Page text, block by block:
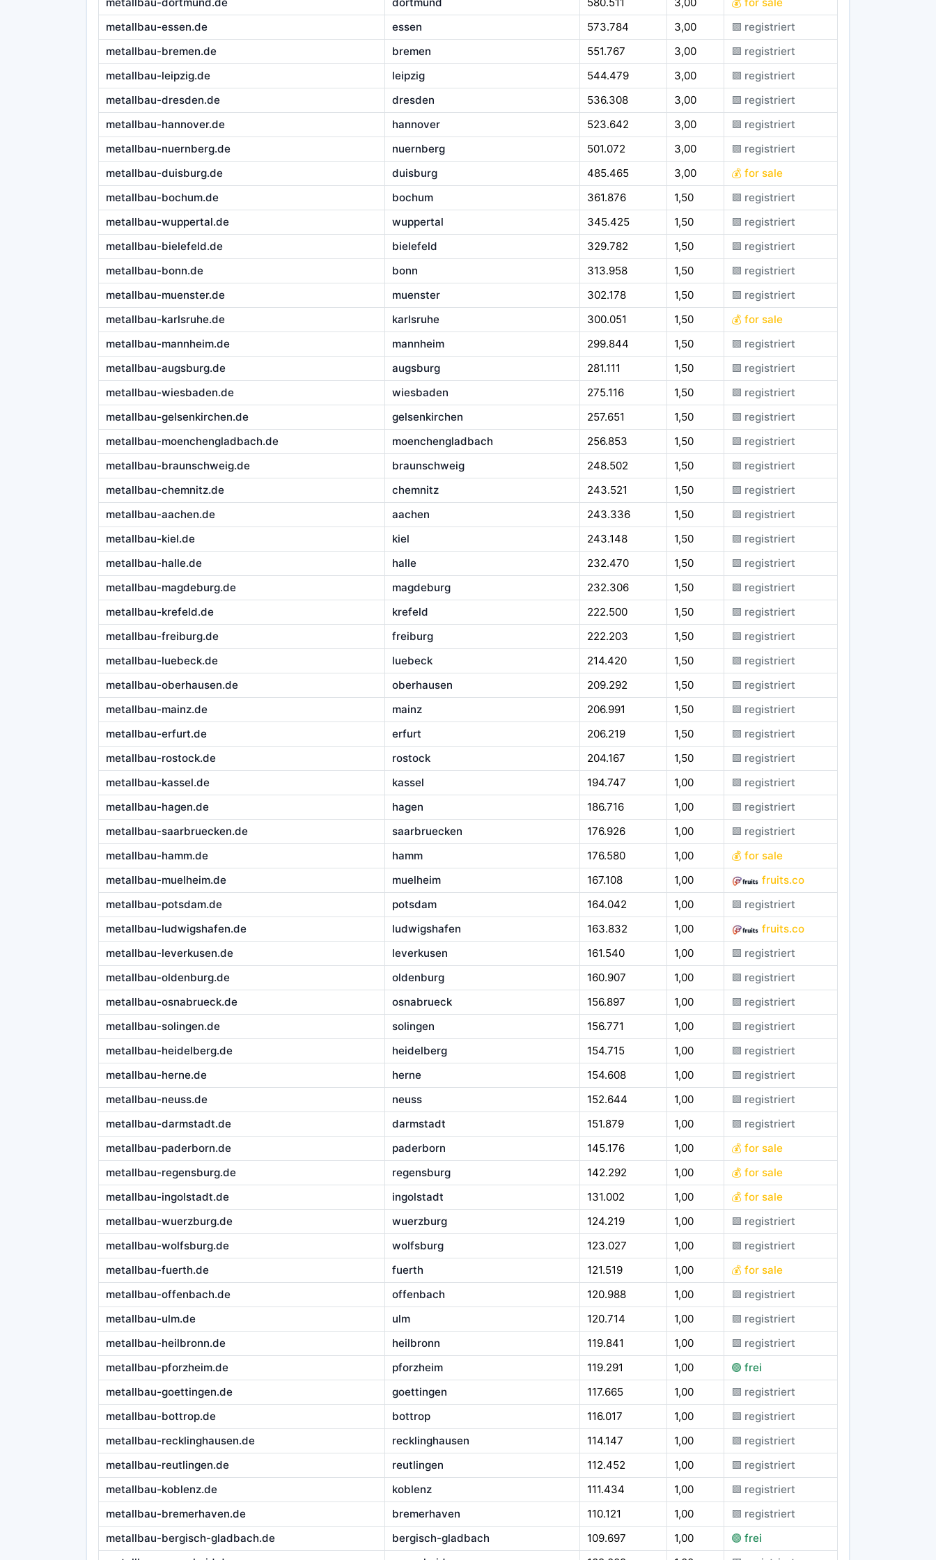
metallbau-dortmund.de dortmund 580.511 3,00
💰 for sale
metallbau-essen.de
essen 573.784 3,00
🟪 registriert
metallbau-bremen.de
bremen 551.767 3,00
🟪 registriert
metallbau-leipzig.de
leipzig 544.479 3,00
🟪 registriert
metallbau-dresden.de
dresden 536.308 3,00
🟪 registriert
metallbau-hannover.de
hannover 523.642 3,00
🟪 registriert
metallbau-nuernberg.de
nuernberg 501.072 3,00
🟪 registriert
metallbau-duisburg.de
duisburg 485.465 3,00
💰 for sale
metallbau-bochum.de
bochum 361.876 1,50
🟪 registriert
metallbau-wuppertal.de
wuppertal 345.425 1,50
🟪 registriert
metallbau-bielefeld.de
bielefeld 329.782 1,50
🟪 registriert
metallbau-bonn.de
bonn 313.958 1,50
🟪 registriert
metallbau-muenster.de
muenster 302.178 1,50
🟪 registriert
metallbau-karlsruhe.de
karlsruhe 300.051 1,50
💰 for sale
metallbau-mannheim.de
mannheim 299.844 1,50
🟪 registriert
metallbau-augsburg.de
augsburg 281.111 1,50
🟪 registriert
metallbau-wiesbaden.de
wiesbaden 275.116 1,50
🟪 registriert
metallbau-gelsenkirchen.de
gelsenkirchen 257.651 1,50
🟪 registriert
metallbau-moenchengladbach.de
moenchengladbach 256.853 1,50
🟪 registriert
metallbau-braunschweig.de
braunschweig 248.502 1,50
🟪 registriert
metallbau-chemnitz.de
chemnitz 243.521 1,50
🟪 registriert
metallbau-aachen.de
aachen 243.336 1,50
🟪 registriert
metallbau-kiel.de
kiel 243.148 1,50
🟪 registriert
metallbau-halle.de
halle 232.470 1,50
🟪 registriert
metallbau-magdeburg.de
magdeburg 232.306 1,50
🟪 registriert
metallbau-krefeld.de
krefeld 222.500 1,50
🟪 registriert
metallbau-freiburg.de
freiburg 222.203 1,50
🟪 registriert
metallbau-luebeck.de
luebeck 214.420 1,50
🟪 registriert
metallbau-oberhausen.de
oberhausen 209.292 1,50
🟪 registriert
metallbau-mainz.de
mainz 206.991 1,50
🟪 registriert
metallbau-erfurt.de
erfurt 206.219 1,50
🟪 registriert
metallbau-rostock.de
rostock 204.167 1,50
🟪 registriert
metallbau-kassel.de
kassel 194.747 1,00
🟪 registriert
metallbau-hagen.de
hagen 186.716 1,00
🟪 registriert
metallbau-saarbruecken.de
saarbruecken 176.926 1,00
🟪 registriert
metallbau-hamm.de
hamm 176.580 1,00
💰 for sale
metallbau-muelheim.de
muelheim 167.108 1,00
fruits.co
metallbau-potsdam.de
potsdam 164.042 1,00
🟪 registriert
metallbau-ludwigshafen.de
ludwigshafen 163.832 1,00
fruits.co
metallbau-leverkusen.de
leverkusen 161.540 1,00
🟪 registriert
metallbau-oldenburg.de
oldenburg 160.907 1,00
🟪 registriert
metallbau-osnabrueck.de
osnabrueck 156.897 1,00
🟪 registriert
metallbau-solingen.de
solingen 156.771 1,00
🟪 registriert
metallbau-heidelberg.de
heidelberg 154.715 1,00
🟪 registriert
metallbau-herne.de
herne 154.608 1,00
🟪 registriert
metallbau-neuss.de
neuss 152.644 1,00
🟪 registriert
metallbau-darmstadt.de
darmstadt 151.879 1,00
🟪 registriert
metallbau-paderborn.de
paderborn 145.176 1,00
💰 for sale
metallbau-regensburg.de
regensburg 142.292 1,00
💰 for sale
metallbau-ingolstadt.de
ingolstadt 131.002 1,00
💰 for sale
metallbau-wuerzburg.de
wuerzburg 124.219 1,00
🟪 registriert
metallbau-wolfsburg.de
wolfsburg 123.027 1,00
🟪 registriert
metallbau-fuerth.de
fuerth 121.519 1,00
💰 for sale
metallbau-offenbach.de
offenbach 120.988 1,00
🟪 registriert
metallbau-ulm.de
ulm 120.714 1,00
🟪 registriert
metallbau-heilbronn.de
heilbronn 119.841 1,00
🟪 registriert
metallbau-pforzheim.de
pforzheim 119.291 1,00
🟢 frei
metallbau-goettingen.de
goettingen 117.665 1,00
🟪 registriert
metallbau-bottrop.de
bottrop 116.017 1,00
🟪 registriert
metallbau-recklinghausen.de
recklinghausen 114.147 1,00
🟪 registriert
metallbau-reutlingen.de
reutlingen 112.452 1,00
🟪 registriert
metallbau-koblenz.de
koblenz 111.434 1,00
🟪 registriert
metallbau-bremerhaven.de
bremerhaven 110.121 1,00
🟪 registriert
metallbau-bergisch-gladbach.de
bergisch-gladbach 109.697 1,00
🟢 frei